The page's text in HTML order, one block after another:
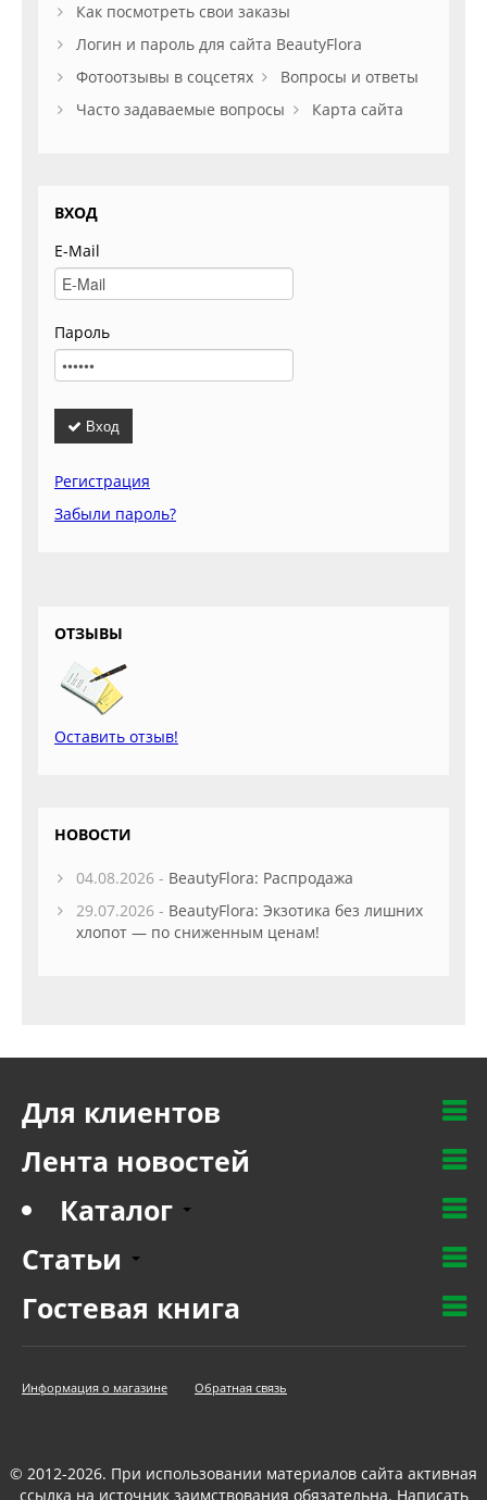
Как посмотреть свои заказы
Логин и пароль для сайта BeautyFlora
Фотоотзывы в соцсетях
Вопросы и ответы
Часто задаваемые вопросы
Карта сайта
ВХОД
E-Mail
Пароль
Вход
Регистрация
Забыли пароль?
ОТЗЫВЫ
Оставить отзыв!
НОВОСТИ
04.08.2026 - BeautyFlora: Распродажа
29.07.2026 - BeautyFlora: Экзотика без лишних
хлопот — по сниженным ценам!
Для клиентов
Лента новостей
Каталог
Статьи
Гостевая книга
Информация о магазине Обратная связь
© 2012-2026. При использовании материалов сайта активная
ссылка на источник заимствования обязательна. Написать